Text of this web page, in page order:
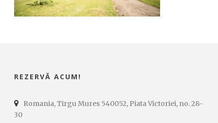
REZERVĂ ACUM!
Romania, Tirgu Mures 540052, Piata Victoriei, no. 28-
30